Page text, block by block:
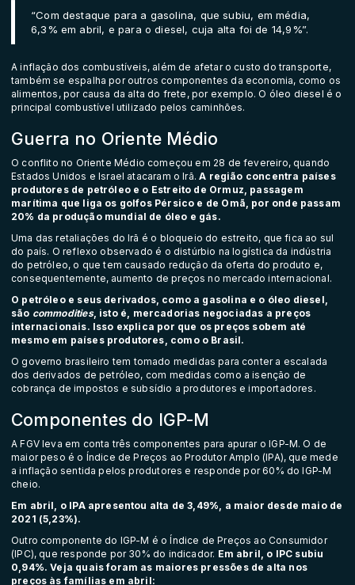
“Com destaque para a gasolina, que subiu, em média,
6,3% em abril, e para o diesel, cuja alta foi de 14,9%”.
A inflação dos combustíveis, além de afetar o custo do transporte,
também se espalha por outros componentes da economia, como os
alimentos, por causa da alta do frete, por exemplo. O óleo diesel é o
principal combustível utilizado pelos caminhões.
Guerra no Oriente Médio
O conflito no Oriente Médio começou em 28 de fevereiro, quando
Estados Unidos e Israel atacaram o Irã.A região concentra países
produtores de petróleo e o Estreito de Ormuz, passagem
marítima que liga os golfos Pérsico e de Omã, por onde passam
20% da produção mundial de óleo e gás.
Uma das retaliações do Irã é o bloqueio do estreito, que fica ao sul
do país. O reflexo observado é o distúrbio na logística da indústria
do petróleo, o que tem causado redução da oferta do produto e,
consequentemente, aumento de preços no mercado internacional.
O petróleo e seus derivados, como a gasolina e o óleo diesel,
são commodities, isto é, mercadorias negociadas a preços
internacionais. Isso explica por que os preços sobem até
mesmo em países produtores, como o Brasil.
Ogoverno brasileiro tem tomado medidas para conter a escalada
dos derivados de petróleo, com medidas como a isenção de
cobrança de impostos e subsídio a produtores e importadores.
Componentes do IGP-M
A FGV leva em conta três componentes para apurar o IGP-M. O de
maior peso é o Índice de Preços ao Produtor Amplo (IPA), que mede
a inflação sentida pelos produtores e responde por 60% do IGP-M
cheio.
Em abril, o IPA apresentou alta de 3,49%, a maior desde maio de
2021 (5,23%).
Outro componente do IGP-M é o Índice de Preços ao Consumidor
(IPC), que responde por 30% do indicador. Em abril, o IPC subiu
0,94%. Veja quais foram as maiores pressões de alta nos
preços às famílias em abril: